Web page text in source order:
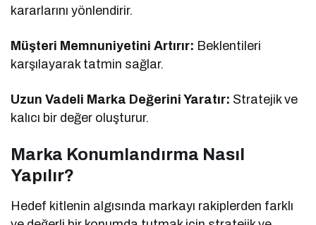
kararlarını yönlendirir.
Müşteri Memnuniyetini Artırır: Beklentileri
karşılayarak tatmin sağlar.
Uzun Vadeli Marka Değerini Yaratır: Stratejik ve
kalıcı bir değer oluşturur.
Marka Konumlandırma Nasıl
Yapılır?
Hedef kitlenin algısında markayı rakiplerden farklı